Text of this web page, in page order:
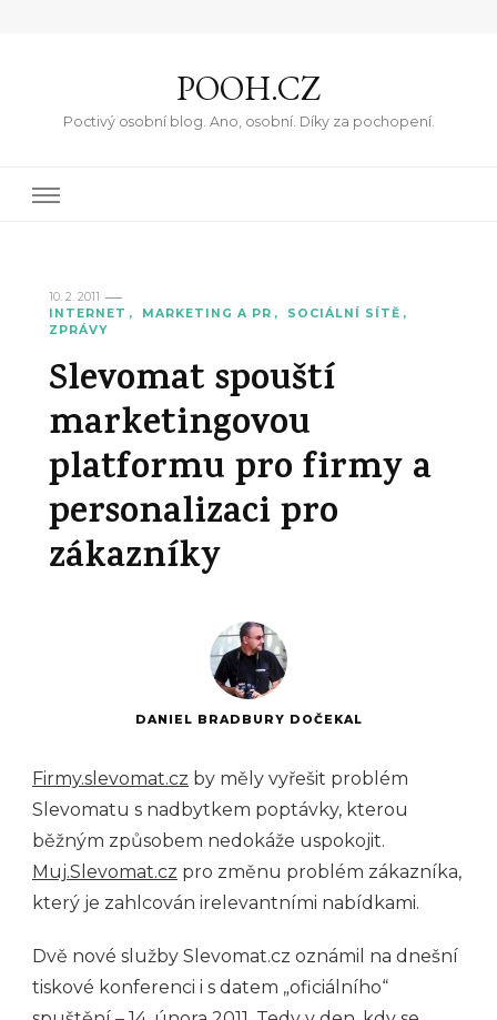
POOH.CZ
Poctivý osobní blog. Ano, osobní. Díky za pochopení.
10. 2. 2011
INTERNET
MARKETING A PR
SOCIÁLNÍ SÍTĚ
ZPRÁVY
Slevomat spouští
marketingovou
platformu pro firmy a
personalizaci pro
zákazníky
DANIEL BRADBURY DOČEKAL
Firmy.slevomat.cz by měly vyřešit problém
Slevomatu s nadbytkem poptávky, kterou
běžným způsobem nedokáže uspokojit.
Muj.Slevomat.cz pro změnu problém zákazníka,
který je zahlcován irelevantními nabídkami.
Dvě nové služby Slevomat.cz oznámil na dnešní
tiskové konferenci i s datem „oficiálního“